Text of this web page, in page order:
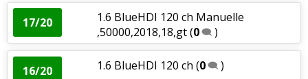
17/20
1.6 BlueHDI 120 ch Manuelle
,50000,2018,18,gt(0 )
16/20 1.6 BlueHDI 120 ch (0 )